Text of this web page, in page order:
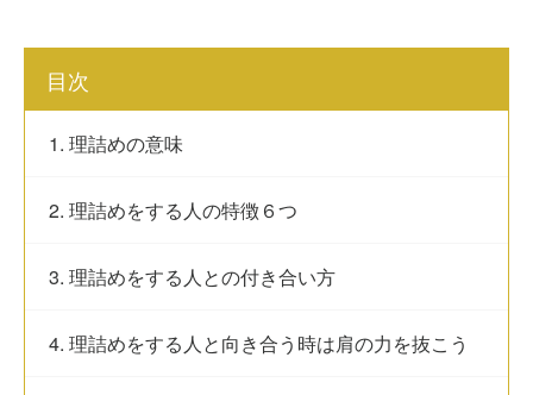
目次
1. 理詰めの意味
2. 理詰めをする人の特徴６つ
3. 理詰めをする人との付き合い方
4. 理詰めをする人と向き合う時は肩の力を抜こう